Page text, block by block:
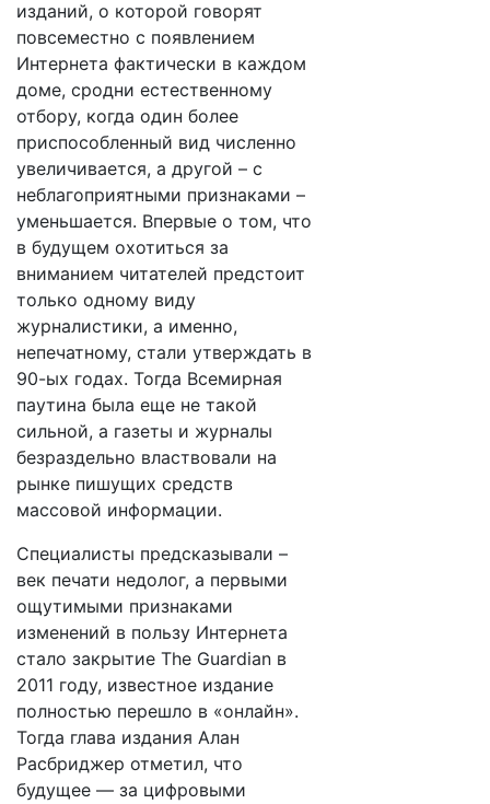
изданий, о которой говорят
повсеместно с появлением
Интернета фактически в каждом
доме, сродни естественному
отбору, когда один более
приспособленный вид численно
увеличивается, а другой – с
неблагоприятными признаками –
уменьшается. Впервые о том, что
в будущем охотиться за
вниманием читателей предстоит
только одному виду
журналистики, а именно,
непечатному, стали утверждать в
90-ых годах. Тогда Всемирная
паутина была еще не такой
сильной, а газеты и журналы
безраздельно властвовали на
рынке пишущих средств
массовой информации.
Специалисты предсказывали –
век печати недолог, а первыми
ощутимыми признаками
изменений в пользу Интернета
стало закрытие The Guardian в
2011 году, известное издание
полностью перешло в «онлайн».
Тогда глава издания Алан
Расбриджер отметил, что
будущее — за цифровыми